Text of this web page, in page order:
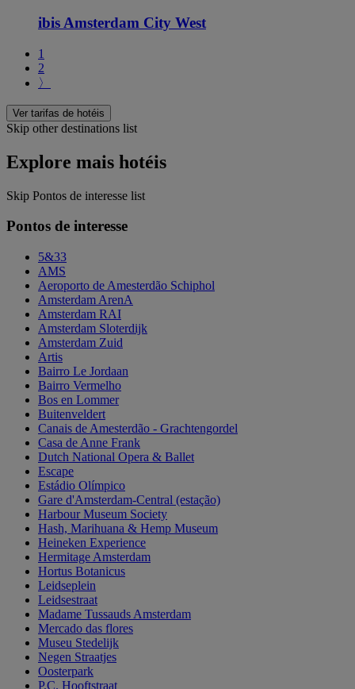
ibis Amsterdam City West
1
2
〉
Ver tarifas de hotéis
Skip other destinations list
Explore mais hotéis
Skip Pontos de interesse list
Pontos de interesse
5&33
AMS
Aeroporto de Amesterdão Schiphol
Amsterdam ArenA
Amsterdam RAI
Amsterdam Sloterdijk
Amsterdam Zuid
Artis
Bairro Le Jordaan
Bairro Vermelho
Bos en Lommer
Buitenveldert
Canais de Amesterdão - Grachtengordel
Casa de Anne Frank
Dutch National Opera & Ballet
Escape
Estádio Olímpico
Gare d'Amsterdam-Central (estação)
Harbour Museum Society
Hash, Marihuana & Hemp Museum
Heineken Experience
Hermitage Amsterdam
Hortus Botanicus
Leidseplein
Leidsestraat
Madame Tussauds Amsterdam
Mercado das flores
Museu Stedelijk
Negen Straatjes
Oosterpark
P.C. Hooftstraat